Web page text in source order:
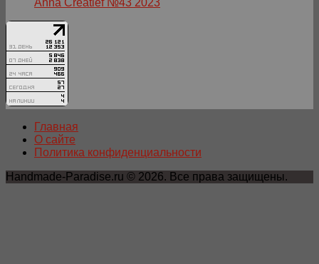
Anna Creatief №43 2023
Главная
О сайте
Политика конфиденциальности
Handmade-Paradise.ru © 2026. Все права защищены.